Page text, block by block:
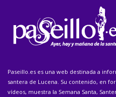
Paseillo.es es una web destinada a
santera de Lucena. Su contenido, en
vídeos, muestra la Semana Santa,